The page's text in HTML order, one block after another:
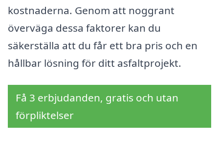
kostnaderna. Genom att noggrant
överväga dessa faktorer kan du
säkerställa att du får ett bra pris och en
hållbar lösning för ditt asfaltprojekt.
Få 3 erbjudanden, gratis och utan
förpliktelser